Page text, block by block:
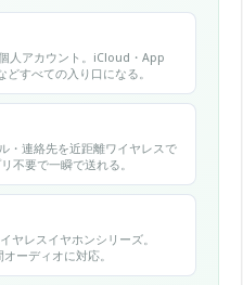
人アカウント。iCloud・App
すべての入り口になる。
・連絡先を近距離ワイヤレスで
不要で一瞬で送れる。
ヤレスイヤホンシリーズ。
ーディオに対応。